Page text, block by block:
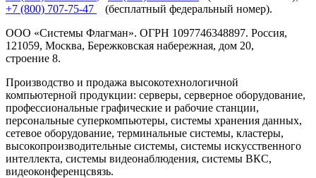
+7 (800) 707-75-47
(бесплатный федеральный номер).
ООО «Системы Флагман». ОГРН 1097746348897. Россия,
121059, Москва, Бережковская набережная, дом 20,
строение 8.
Производство и продажа высокотехнологичной
компьютерной продукции: серверы, серверное оборудование,
профессиональные графические и рабочие станции,
персональные суперкомпьютеры, системы хранения данных,
сетевое оборудование, терминальные системы, кластеры,
высокопроизводительные системы, системы искусственного
интеллекта, системы видеонаблюдения, системы ВКС,
видеоконференцсвязь.